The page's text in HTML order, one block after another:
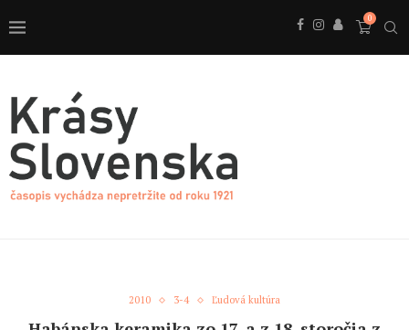
0
2010 3-4 Ľudová kultúra